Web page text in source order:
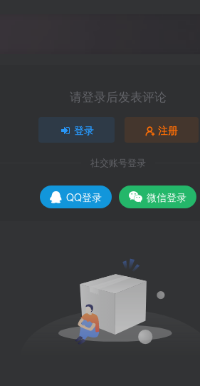
请登录后发表评论
登录 注册
社交账号登录
QQ登录 微信登录